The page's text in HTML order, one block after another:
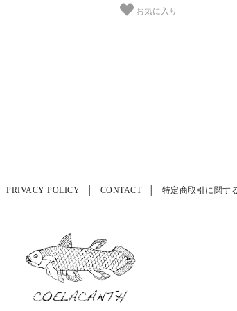
お気に入り
PRIVACY POLICY CONTACT 特定商取引に関す